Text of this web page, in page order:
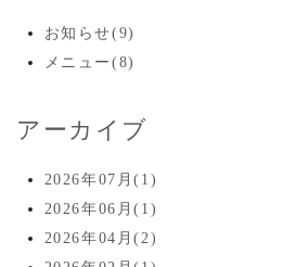
お知らせ(9)
メニュー(8)
アーカイブ
2026年07月(1)
2026年06月(1)
2026年04月(2)